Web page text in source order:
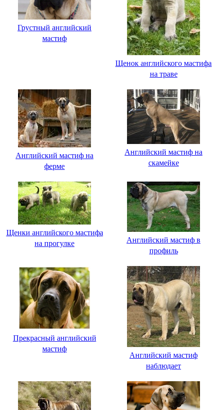
Грустный английский
мастиф
Щенок английского мастифа
на траве
Английский мастиф на
ферме
Английский мастиф на
скамейке
Щенки английского мастифа
на прогулке
Английский мастиф в
профиль
Прекрасный английский
мастиф
Английский мастиф
наблюдает